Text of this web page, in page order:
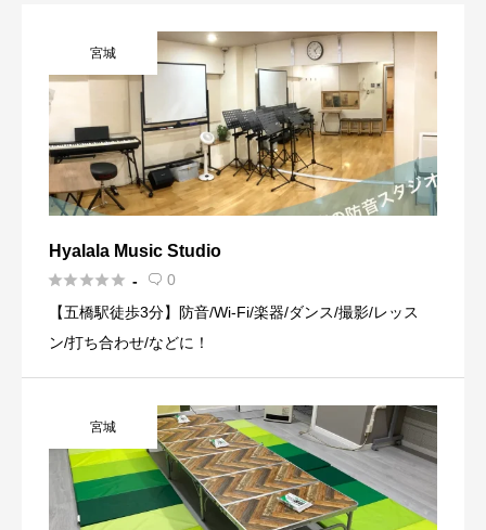
宮城
Hyalala Music Studio
 -  0
【五橋駅徒歩3分】防音/Wi-Fi/楽器/ダンス/撮影/レッス
ン/打ち合わせ/などに！
宮城